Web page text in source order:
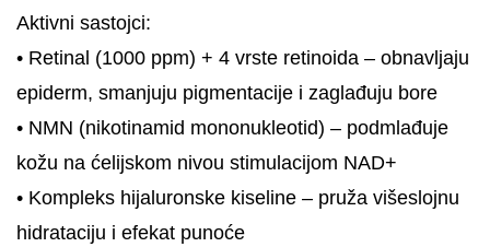
Aktivni sastojci:
• Retinal (1000 ppm) + 4 vrste retinoida – obnavljaju
epiderm, smanjuju pigmentacije i zaglađuju bore
• NMN (nikotinamid mononukleotid) – podmlađuje
kožu na ćelijskom nivou stimulacijom NAD+
• Kompleks hijaluronske kiseline – pruža višeslojnu
hidrataciju i efekat punoće